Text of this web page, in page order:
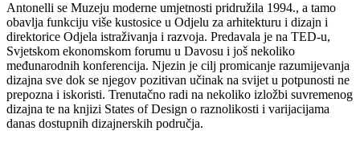
Antonelli se Muzeju moderne umjetnosti pridružila 1994., a tamo
obavlja funkciju više kustosice u Odjelu za arhitekturu i dizajn i
direktorice Odjela istraživanja i razvoja. Predavala je na TED-u,
Svjetskom ekonomskom forumu u Davosu i još nekoliko
međunarodnih konferencija. Njezin je cilj promicanje razumijevanja
dizajna sve dok se njegov pozitivan učinak na svijet u potpunosti ne
prepozna i iskoristi. Trenutačno radi na nekoliko izložbi suvremenog
dizajna te na knjizi States of Design o raznolikosti i varijacijama
danas dostupnih dizajnerskih područja.